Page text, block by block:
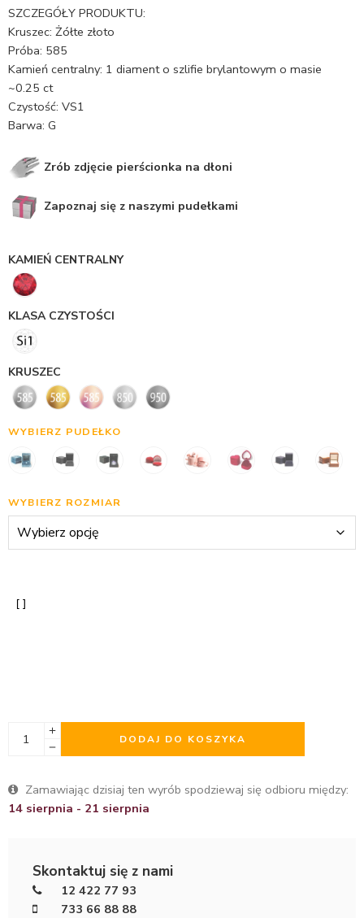
podstawie
ocen
klientów
SZCZEGÓŁY PRODUKTU:
Kruszec: Żółte złoto
Próba: 585
Kamień centralny: 1 diament o szlifie brylantowym o masie
~0.25 ct
Czystość: VS1
Barwa: G
Zrób zdjęcie pierścionka na dłoni
Zapoznaj się z naszymi pudełkami
KAMIEŃ CENTRALNY
KLASA CZYSTOŚCI
KRUSZEC
WYBIERZ PUDEŁKO
WYBIERZ ROZMIAR
DODAJ DO KOSZYKA
Zamawiając dzisiaj ten wyrób spodziewaj się odbioru między:
14 sierpnia - 21 sierpnia
Skontaktuj się z nami
12 422 77 93
733 66 88 88